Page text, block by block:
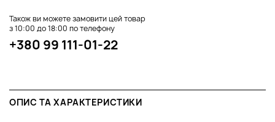
Також ви можете замовити цей товар
з 10:00 до 18:00 по телефону
+380 99 111-01-22
ОПИС ТА ХАРАКТЕРИСТИКИ